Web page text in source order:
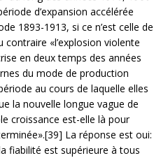
d’expansion accélérée
1893-1913, si ce n’est celle de
contraire «l’explosion violente
en deux temps des années
du mode de production
au cours de laquelle elles
la nouvelle longue vague de
croissance est-elle là pour
La réponse est oui:
fiabilité est supérieure à tous